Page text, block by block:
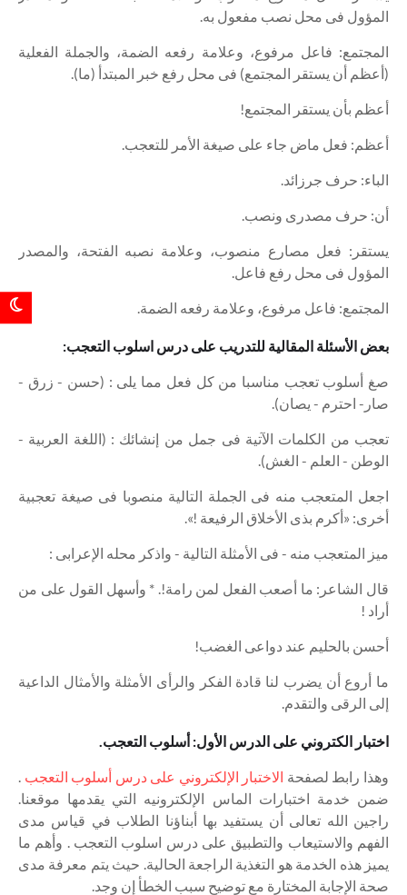
المؤول فى محل نصب مفعول به.
المجتمع: فاعل مرفوع، وعلامة رفعه الضمة، والجملة الفعلية
(أعظم أن يستقر المجتمع) فى محل رفع خبر المبتدأ (ما).
أعظم بأن يستقر المجتمع!
أعظم: فعل ماض جاء على صيغة الأمر للتعجب.
الباء: حرف جرزائد.
أن: حرف مصدرى ونصب.
يستقر: فعل مصارع منصوب، وعلامة نصبه الفتحة، والمصدر
المؤول فى محل رفع فاعل.
المجتمع: فاعل مرفوع، وعلامة رفعه الضمة.
بعض الأسئلة المقالية للتدريب على درس اسلوب التعجب:
صغ أسلوب تعجب مناسبا من كل فعل مما يلى : (حسن - زرق -
صار- احترم - يصان).
تعجب من الكلمات الآتية فى جمل من إنشائك : (اللغة العربية -
الوطن - العلم - الغش).
اجعل المتعجب منه فى الجملة التالية منصوبا فى صيغة تعجبية
أخرى: «أكرم بذى الأخلاق الرفيعة !».
ميز المتعجب منه - فى الأمثلة التالية - واذكر محله الإعرابى :
قال الشاعر: ما أصعب الفعل لمن رامة!. * وأسهل القول على من
أراد !
أحسن بالحليم عند دواعى الغضب!
ما أروع أن يضرب لنا قادة الفكر والرأى الأمثلة والأمثال الداعية
إلى الرقى والتقدم.
اختبار الكتروني على الدرس الأول: أسلوب التعجب.
وهذا رابط لصفحة الاختبار الإلكتروني على درس أسلوب التعجب .
ضمن خدمة اختبارات الماس الإلكترونيه التي يقدمها موقعنا.
راجين الله تعالى أن يستفيد بها أبناؤنا الطلاب في قياس مدى
الفهم والاستيعاب والتطبيق على درس اسلوب التعجب . وأهم ما
يميز هذه الخدمة هو التغذية الراجعة الحالية. حيث يتم معرفة مدى
صحة الإجابة المختارة مع توضيح سبب الخطأ إن وجد.